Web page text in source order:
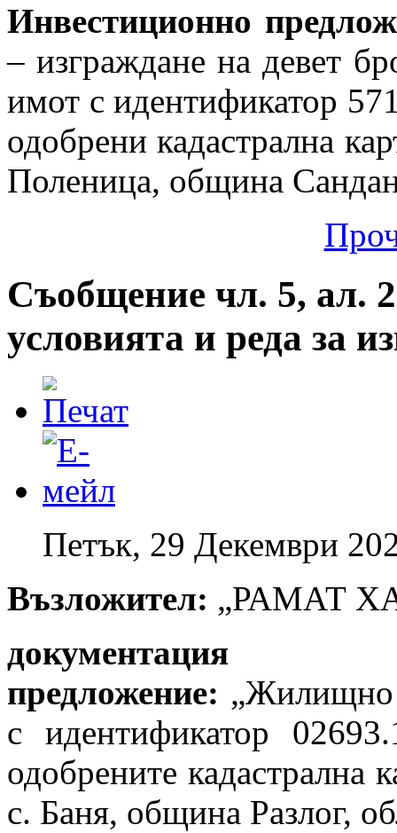
Инвестиционно
– изграждане на девет
имот с идентификатор
одобрени кадастрална
Поленица, община
Съобщение чл. 5, ал.
условията и реда за
Петък, 29 Декември
Възложител: „РАМАТ
документация
предложение: „Жилищно
с идентификатор
одобрените кадастрална
с. Баня, община Разлог,